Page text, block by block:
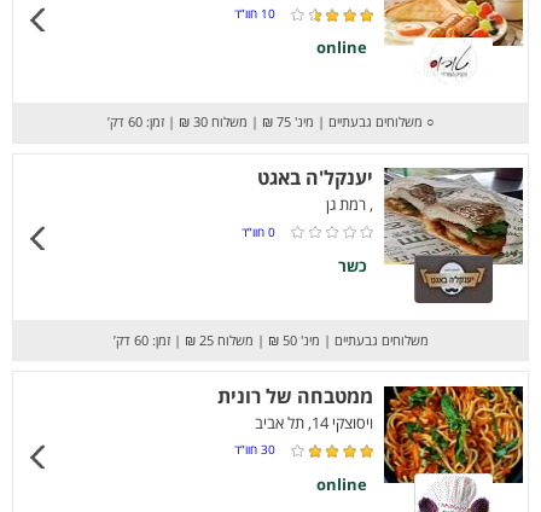
10 חוו”ד
online
○ משלוחים גבעתיים | מינ' 75 ₪ | משלוח 30 ₪ | זמן: 60 דק’
יענקל'ה באגט
, רמת גן
0 חוו”ד
כשר
משלוחים גבעתיים | מינ' 50 ₪ | משלוח 25 ₪ | זמן: 60 דק’
ממטבחה של רונית
ויסוצקי 14, תל אביב
30 חוו”ד
online